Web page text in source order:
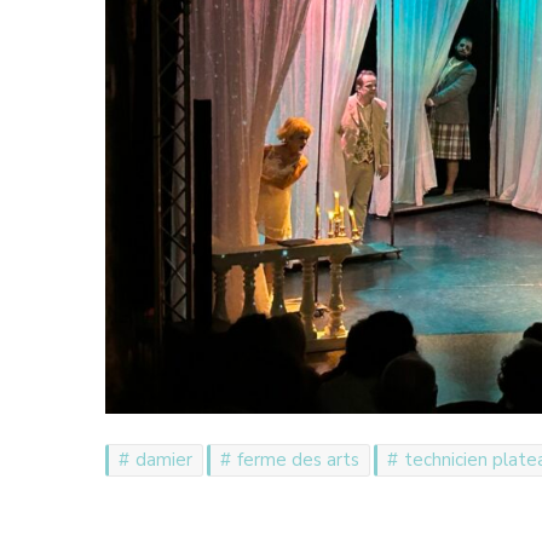
damier ferme des arts technicien